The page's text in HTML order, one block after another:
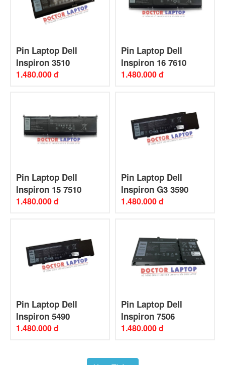
Pin Laptop Dell
Inspiron 3510
1.480.000 đ
Pin Laptop Dell
Inspiron 16 7610
1.480.000 đ
Pin Laptop Dell
Inspiron 15 7510
1.480.000 đ
Pin Laptop Dell
Inspiron G3 3590
1.480.000 đ
Pin Laptop Dell
Inspiron 5490
1.480.000 đ
Pin Laptop Dell
Inspiron 7506
1.480.000 đ